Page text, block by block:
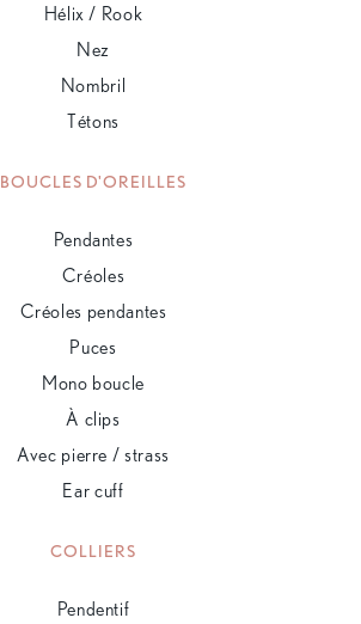
Hélix / Rook
Nez
Nombril
Tétons
BOUCLES D'OREILLES
Pendantes
Créoles
Créoles pendantes
Puces
Mono boucle
À clips
Avec pierre / strass
Ear cuff
COLLIERS
Pendentif